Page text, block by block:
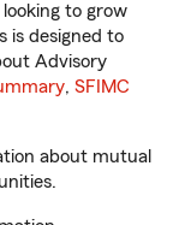
to grow
is designed to
Advisory
, SFIMC
about mutual